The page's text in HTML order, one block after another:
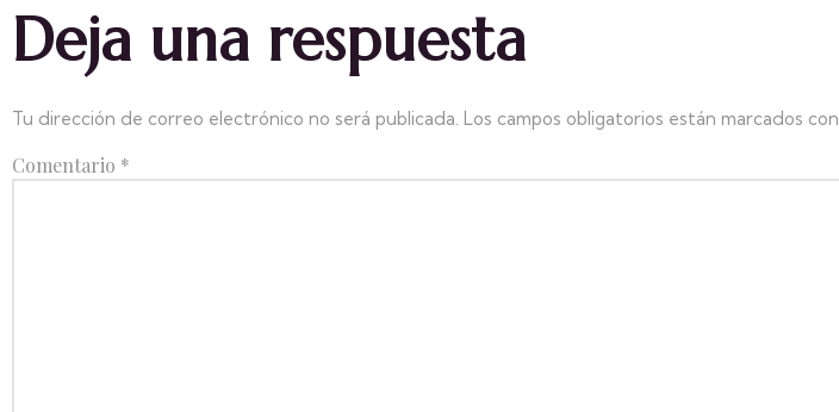
Deja una respuesta
Tu dirección de correo electrónico no será publicada. Los campos obligatorios están marcados con
Comentario *